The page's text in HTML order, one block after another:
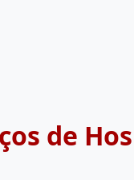
de